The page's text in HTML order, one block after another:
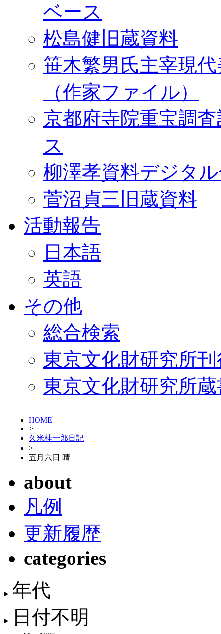
ベース
松島健旧蔵資料
笹木繁男氏主宰現
（作家ファイル）
京都府寺院重宝調
ス
柳澤孝資料デジタ
菅沼貞三旧蔵資料
活動報告
日本語
英語
その他
総合検索
東京文化財研究所
東京文化財研究所
HOME
>
久米桂一郎日記
>
五月六日 晴
about
凡例
更新履歴
categories
年代
日付不明